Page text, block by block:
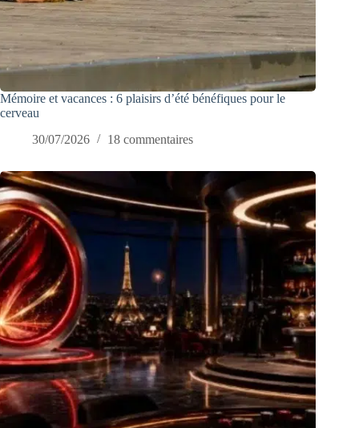
Mémoire et vacances : 6 plaisirs d’été bénéfiques pour le
cerveau
30/07/2026
18 commentaires